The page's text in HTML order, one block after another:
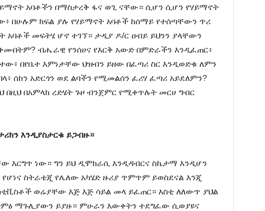
አባቶችን በማስታረቅ ፋና ወጊ ናቸው። ሲሆን ሲሆን የሃይማኖት
በሁሉም ክፍል ያሉ የሃይማኖት አባቶች ከሰማይ የተሰጣቸውን ጥሪ
አባቶች መፍትሄ ሆኖ ተገኘ። ታዲያ ዶ/ር ዐብይ ይህንን ያላቸውን
ብሔራዊ የንሰሀና የእርቅ አውድ በምድራችን እንዲፈጠር፥
በየቤተ እምነታቸው ህዝብን ይዘው በፈጣሪ ስር እንዲወድቁ ለምን
ሰከን አድርጎን ወደ ልባችን የሚመልሰን ፈሪሃ ፈጣሪ አይደለምን?
በዚህ በአምላክ ረድሄት ጉዞ ብንጀምር የሚቀጥሉት መርሀ ግብር
እንዲያስታርቁ ይጋብዙ።
እርግጥ ነው። ግን ይህ ዲሞክራሲ እንዲዳብርና ስኬታማ እንዲሆን
ስትራቴጂ የሌለው አካሄድ ዙሪያ ጥምጥም ይወስደናል እንጂ
ወሬያቸው እጅ እጅ ሳይል መላ ይፈጠር። እስቲ ለለውጥ ያህል
ማጉሊያውን ይያዙ። ምሁራን እውቀትን ተደግፈው ሲወያዩና